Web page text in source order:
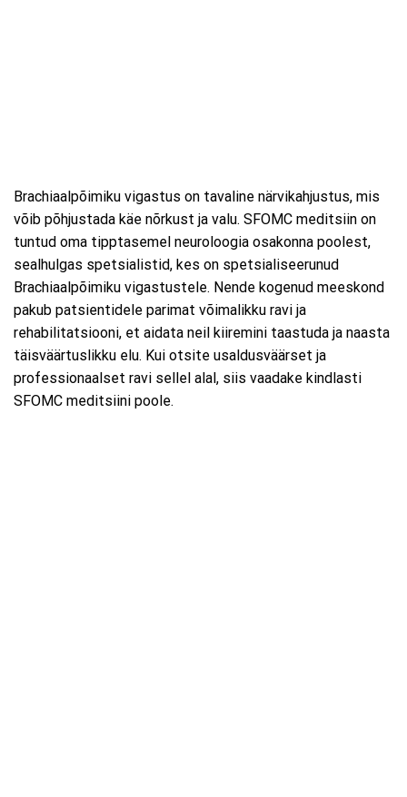
Brachiaalpõimiku vigastus on tavaline närvikahjustus, mis
võib põhjustada käe nõrkust ja valu. SFOMC meditsiin on
tuntud oma tipptasemel neuroloogia osakonna poolest,
sealhulgas spetsialistid, kes on spetsialiseerunud
Brachiaalpõimiku vigastustele. Nende kogenud meeskond
pakub patsientidele parimat võimalikku ravi ja
rehabilitatsiooni, et aidata neil kiiremini taastuda ja naasta
täisväärtuslikku elu. Kui otsite usaldusväärset ja
professionaalset ravi sellel alal, siis vaadake kindlasti
SFOMC meditsiini poole.